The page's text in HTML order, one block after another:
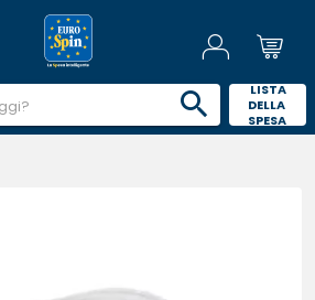
LISTA
DELLA
SPESA